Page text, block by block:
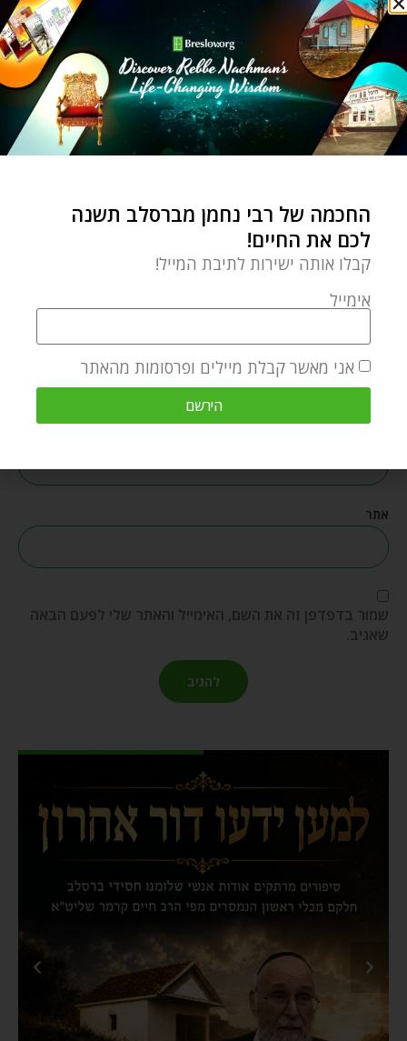
מתכוננים לראש השנה
ספטמבר 29, 2024
שם*
אתר
שמור בדפדפן זה את השם, האימייל והאתר שלי לפעם הבאה
שאגיב.
החכמה של רבי נחמן מברסלב תשנה
לכם את החיים!
קבלו אותה ישירות לתיבת המייל!
אימייל
אני מאשר קבלת מיילים ופרסומות מהאתר
הירשם